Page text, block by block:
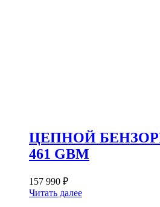
ЦЕПНОЙ
461 GBM
157 990 ₽
Читать далее